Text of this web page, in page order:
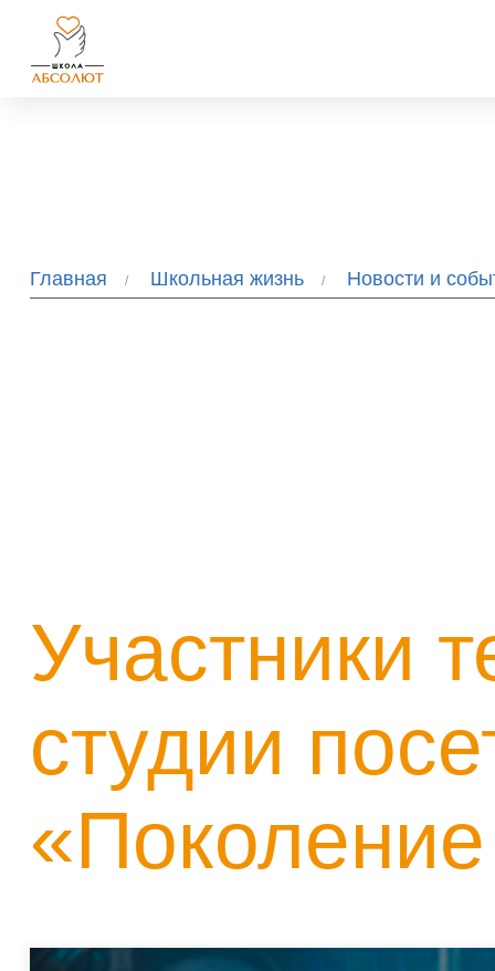
Главная Школьная жизнь Новости и
Участники
студии